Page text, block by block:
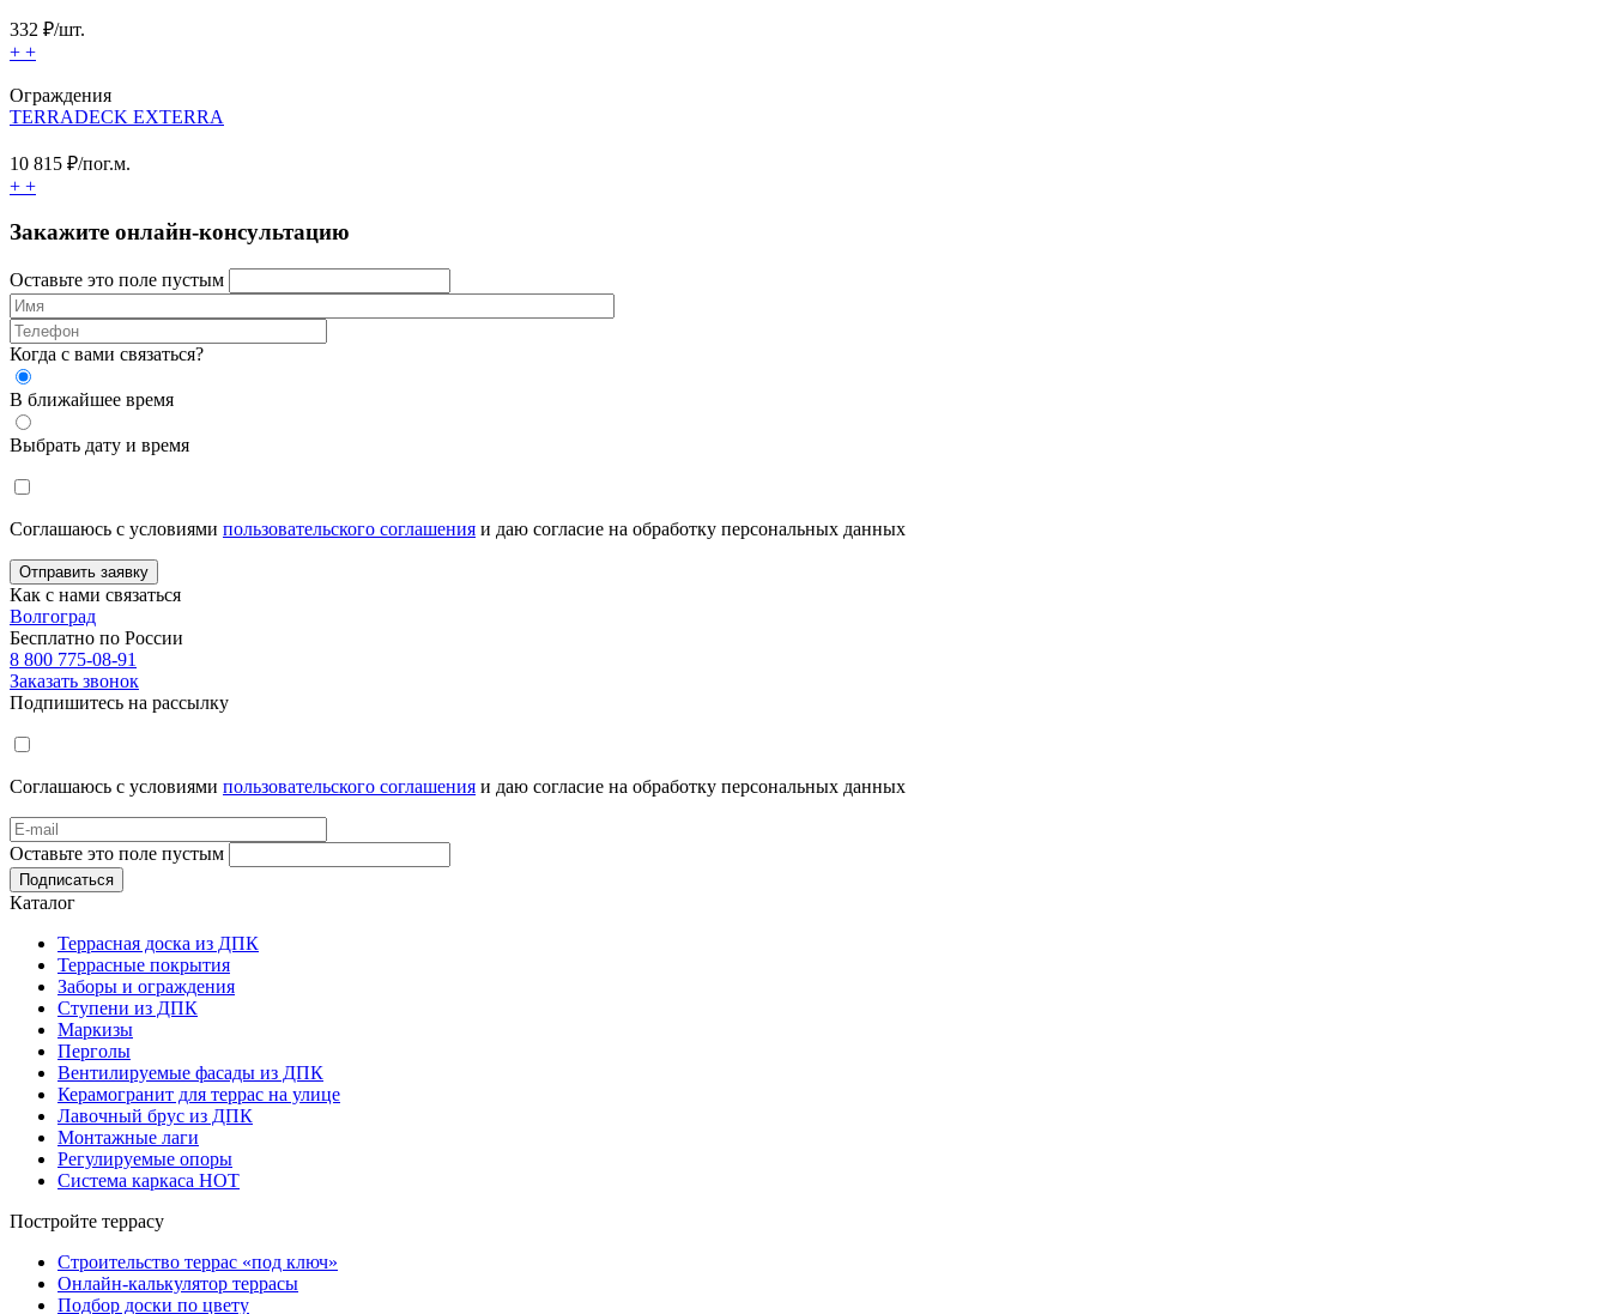
332 ₽/шт.
+ +
Ограждения
TERRADECK EXTERRA
10 815 ₽/пог.м.
+ +
Закажите онлайн-консультацию
Оставьте это поле пустым
Когда с вами связаться?
В ближайшее время
Выбрать дату и время
Соглашаюсь с условиями пользовательского соглашения и даю согласие на обработку персональных данных
Отправить заявку
Как с нами связаться
Волгоград
Бесплатно по России
8 800 775-08-91
Заказать звонок
Подпишитесь на рассылку
Соглашаюсь с условиями пользовательского соглашения и даю согласие на обработку персональных данных
Оставьте это поле пустым
Подписаться
Каталог
Террасная доска из ДПК
Террасные покрытия
Заборы и ограждения
Ступени из ДПК
Маркизы
Перголы
Вентилируемые фасады из ДПК
Керамогранит для террас на улице
Лавочный брус из ДПК
Монтажные лаги
Регулируемые опоры
Система каркаса НОТ
Постройте террасу
Строительство террас «под ключ»
Онлайн-калькулятор террасы
Подбор доски по цвету